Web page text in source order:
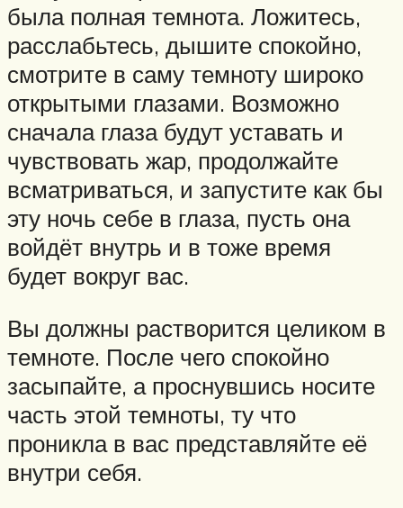
была полная темнота. Ложитесь,
расслабьтесь, дышите спокойно,
смотрите в саму темноту широко
открытыми глазами. Возможно
сначала глаза будут уставать и
чувствовать жар, продолжайте
всматриваться, и запустите как бы
эту ночь себе в глаза, пусть она
войдёт внутрь и в тоже время
будет вокруг вас.
Вы должны растворится целиком в
темноте. После чего спокойно
засыпайте, а проснувшись носите
часть этой темноты, ту что
проникла в вас представляйте её
внутри себя.